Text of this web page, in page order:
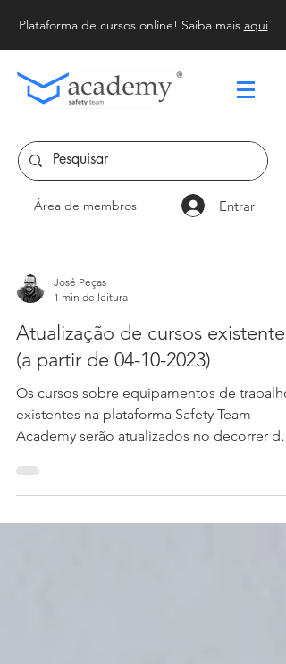
Plataforma de cursos online! Saiba mais aqui
Área de membros Entrar
José Peças
1 min de leitura
Atualização de cursos existentes
(a partir de 04-10-2023)
Os cursos sobre equipamentos de trabalho
existentes na plataforma Safety Team
Academy serão atualizados no decorrer do